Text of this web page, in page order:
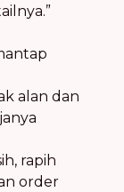
alan dan
rapih
order